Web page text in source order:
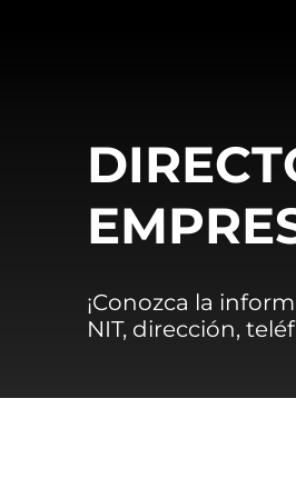
¡Conozca la
NIT, dirección,